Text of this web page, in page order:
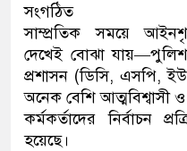
সংগঠিত
সাম্প্রতিক সময়ে
দেখেই বোঝা যায়—পুলিশ,
প্রশাসন (ডিসি, এসপি,
অনেক বেশি আত্মবিশ্বাসী
কর্মকর্তাদের নির্বাচন
হয়েছে।